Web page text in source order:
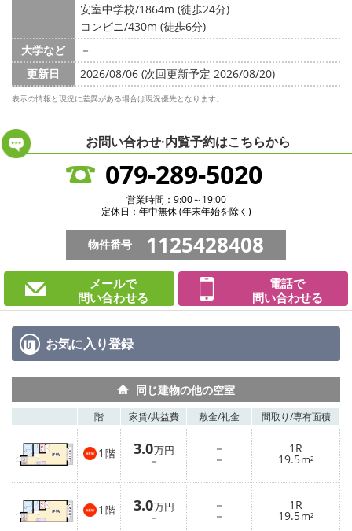
安室中学校/1864m (徒歩24分)
コンビニ/430m (徒歩6分)
大学など
－
更新日
2026/08/06 (次回更新予定 2026/08/20)
表示の情報と現況に差異がある場合は現況優先となります。
お問い合わせ·内覧予約はこちらから
079-289-5020
営業時間：9:00～19:00
定休日：年中無休 (年末年始を除く)
物件番号 1125428408
メールで
問い合わせる
電話で
問い合わせる
お気に入り登録
同じ建物の他の空室
階 家賃/共益費 敷金/礼金 間取り/専有面積
1 階 3.0万円
－
－
－
1R
19.5m²
1 階 3.0万円
－
－
－
1R
19.5m²